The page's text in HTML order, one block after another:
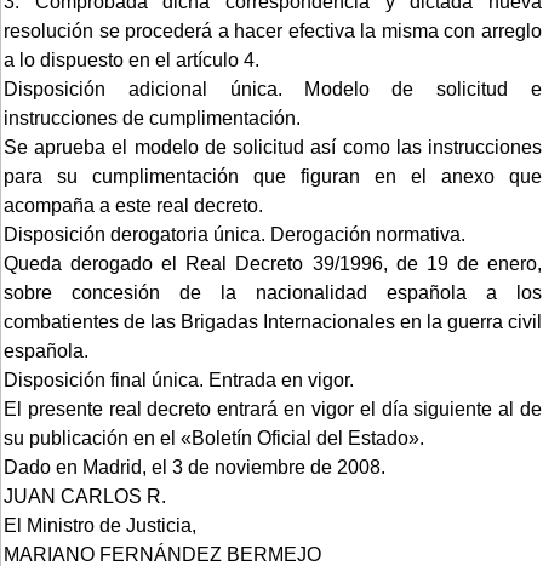
resolución se procederá a hacer efectiva la misma con arreglo
a lo dispuesto en el artículo 4.
Disposición adicional única. Modelo de solicitud e
instrucciones de cumplimentación.
Se aprueba el modelo de solicitud así como las instrucciones
para su cumplimentación que figuran en el anexo que
acompaña a este real decreto.
Disposición derogatoria única. Derogación normativa.
Queda derogado el Real Decreto 39/1996, de 19 de enero,
sobre concesión de la nacionalidad española a los
combatientes de las Brigadas Internacionales en la guerra civil
española.
Disposición final única. Entrada en vigor.
El presente real decreto entrará en vigor el día siguiente al de
su publicación en el «Boletín Oficial del Estado».
Dado en Madrid, el 3 de noviembre de 2008.
JUAN CARLOS R.
El Ministro de Justicia,
MARIANO FERNÁNDEZ BERMEJO